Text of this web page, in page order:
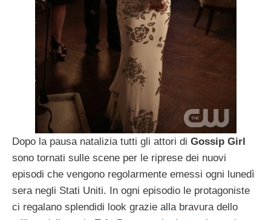
Dopo la pausa natalizia tutti gli attori di Gossip Girl
sono tornati sulle scene per le riprese dei nuovi
episodi che vengono regolarmente emessi ogni lunedì
sera negli Stati Uniti. In ogni episodio le protagoniste
ci regalano splendidi look grazie alla bravura dello